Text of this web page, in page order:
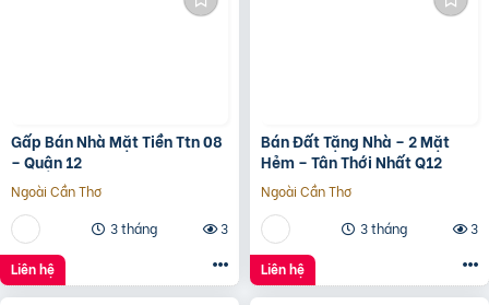
Gấp Bán Nhà Mặt Tiền Ttn 08
– Quận 12
Ngoài Cần Thơ
3 tháng
3
Liên hệ
Bán Đất Tặng Nhà – 2 Mặt
Hẻm – Tân Thới Nhất Q12
Ngoài Cần Thơ
3 tháng
3
Liên hệ